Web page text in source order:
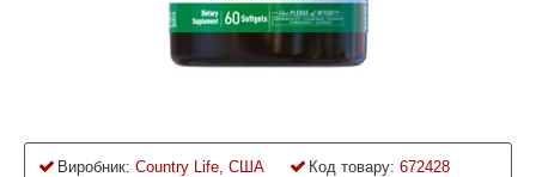
Виробник: Country Life, США Код товару: 672428